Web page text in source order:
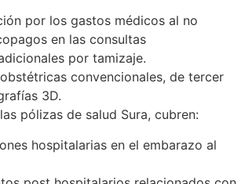
por los gastos médicos al no
en las consultas
por tamizaje.
convencionales, de tercer
3D.
pólizas de salud Sura, cubren:
hospitalarias en el embarazo al